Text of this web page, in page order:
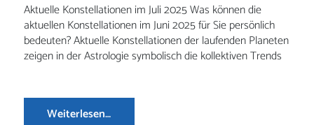
Aktuelle Konstellationen im Juli 2025 Was können die
aktuellen Konstellationen im Juni 2025 für Sie persönlich
bedeuten? Aktuelle Konstellationen der laufenden Planeten
zeigen in der Astrologie symbolisch die kollektiven Trends
Weiterlesen…